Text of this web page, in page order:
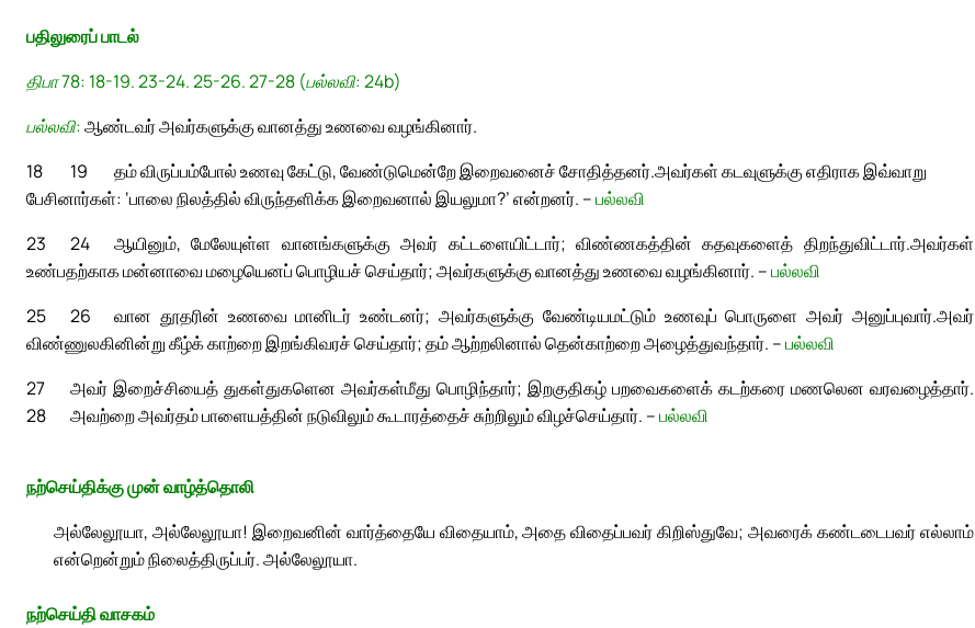
பதிலுரைப் பாடல்
திபா 78: 18-19. 23-24. 25-26. 27-28 (பல்லவி: 24b)
பல்லவி:ஆண்டவர் அவர்களுக்கு வானத்து உணவை வழங்கினார்.
18
தம் விருப்பம்போல் உணவு கேட்டு, வேண்டுமென்றே இறைவனைச் சோதித்தனர்.
19
அவர்கள் கடவுளுக்கு எதிராக இவ்வாறு
பேசினார்கள்: ‘பாலை நிலத்தில் விருந்தளிக்க இறைவனால் இயலுமா?’ என்றனர். –பல்லவி
23
ஆயினும், மேலேயுள்ள வானங்களுக்கு அவர் கட்டளையிட்டார்; விண்ணகத்தின் கதவுகளைத் திறந்துவிட்டார்.
24
அவர்கள்
உண்பதற்காக மன்னாவை மழையெனப் பொழியச் செய்தார்; அவர்களுக்கு வானத்து உணவை வழங்கினார். –பல்லவி
25
வான தூதரின் உணவை மானிடர் உண்டனர்; அவர்களுக்கு வேண்டியமட்டும் உணவுப் பொருளை அவர் அனுப்புவார்.
26
அவர்
விண்ணுலகினின்று கீழ்க் காற்றை இறங்கிவரச் செய்தார்; தம் ஆற்றலினால் தென்காற்றை அழைத்துவந்தார். –பல்லவி
27
அவர் இறைச்சியைத் துகள்துகளென அவர்கள்மீது பொழிந்தார்; இறகுதிகழ் பறவைகளைக் கடற்கரை மணலென வரவழைத்தார்.
28
அவற்றை அவர்தம் பாளையத்தின் நடுவிலும் கூடாரத்தைச் சுற்றிலும் விழச்செய்தார். –பல்லவி
நற்செய்திக்கு முன் வாழ்த்தொலி
அல்லேலூயா, அல்லேலூயா! இறைவனின் வார்த்தையே விதையாம், அதை விதைப்பவர் கிறிஸ்துவே; அவரைக் கண்டடைபவர் எல்லாம்
என்றென்றும் நிலைத்திருப்பர். அல்லேலூயா.
நற்செய்தி வாசகம்